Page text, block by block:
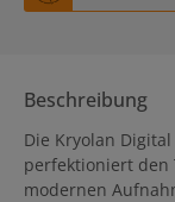
Beschreibung
Die Kryolan
perfektioniert
modernen